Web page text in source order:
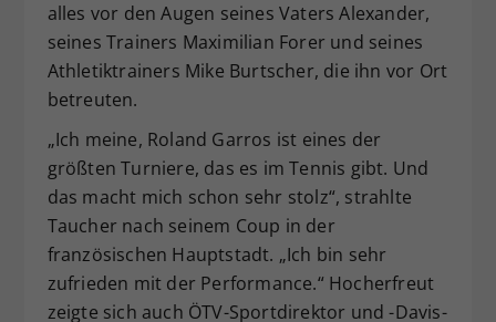
alles vor den Augen seines Vaters Alexander,
seines Trainers Maximilian Forer und seines
Athletiktrainers Mike Burtscher, die ihn vor Ort
betreuten.
„Ich meine, Roland Garros ist eines der
größten Turniere, das es im Tennis gibt. Und
das macht mich schon sehr stolz“, strahlte
Taucher nach seinem Coup in der
französischen Hauptstadt. „Ich bin sehr
zufrieden mit der Performance.“ Hocherfreut
zeigte sich auch ÖTV-Sportdirektor und -Davis-